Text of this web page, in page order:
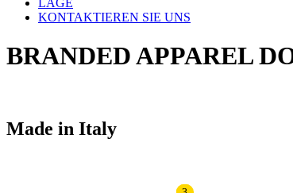
LAGE
KONTAKTIEREN SIE UNS
BRANDED APPAREL
Made in Italy